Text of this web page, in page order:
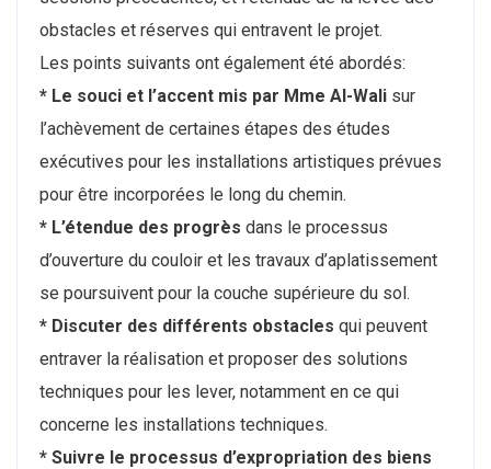
obstacles et réserves qui entravent le projet.
Les points suivants ont également été abordés:
* Le souci et l’accent mis par Mme Al-Wali sur
l’achèvement de certaines étapes des études
exécutives pour les installations artistiques prévues
pour être incorporées le long du chemin.
* L’étendue des progrès dans le processus
d’ouverture du couloir et les travaux d’aplatissement
se poursuivent pour la couche supérieure du sol.
* Discuter des différents obstacles qui peuvent
entraver la réalisation et proposer des solutions
techniques pour les lever, notamment en ce qui
concerne les installations techniques.
* Suivre le processus d’expropriation des biens